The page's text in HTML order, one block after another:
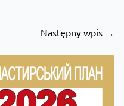
Następny wpis →